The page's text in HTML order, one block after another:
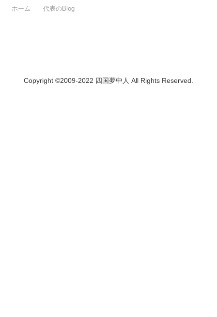
ホーム 代表のBlog
Copyright ©2009-2022 四国夢中人 All Rights Reserved.